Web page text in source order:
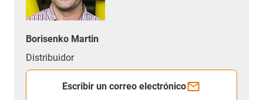
Borisenko Martin
Distribuidor
Escribir un correo electrónico